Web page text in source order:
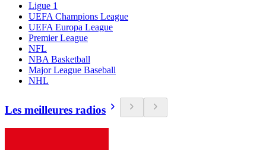
Ligue 1
UEFA Champions League
UEFA Europa League
Premier League
NFL
NBA Basketball
Major League Baseball
NHL
Les meilleures radios